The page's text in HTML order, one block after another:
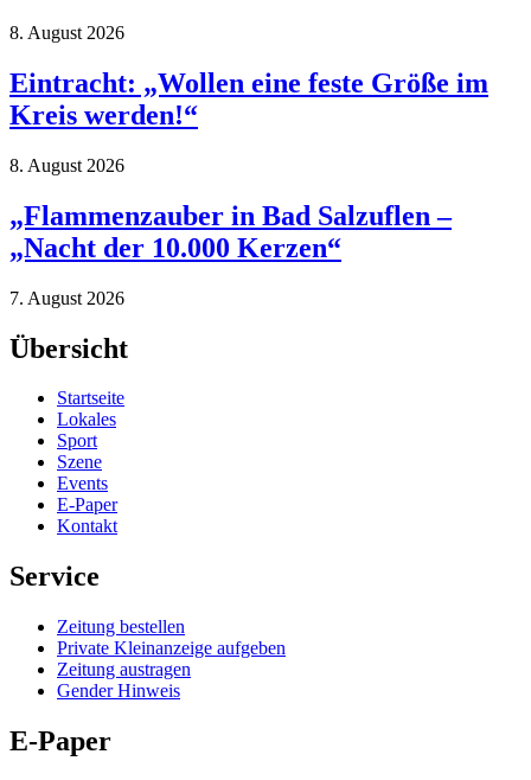
8. August 2026
Eintracht: „Wollen eine feste Größe im
Kreis werden!“
8. August 2026
„Flammenzauber in Bad Salzuflen –
„Nacht der 10.000 Kerzen“
7. August 2026
Übersicht
Startseite
Lokales
Sport
Szene
Events
E-Paper
Kontakt
Service
Zeitung bestellen
Private Kleinanzeige aufgeben
Zeitung austragen
Gender Hinweis
E-Paper